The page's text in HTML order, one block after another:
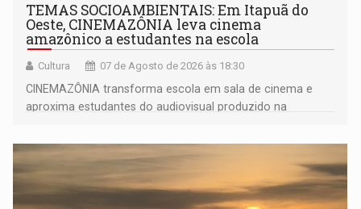
TEMAS SOCIOAMBIENTAIS: Em Itapuã do
Oeste, CINEMAZÔNIA leva cinema
amazônico a estudantes na escola
Cultura 07 de Agosto de 2026 às 18:30
CINEMAZÔNIA transforma escola em sala de cinema e
aproxima estudantes do audiovisual produzido na